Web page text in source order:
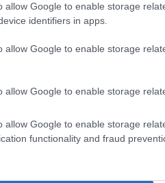
allow Google to enable storage
identifiers in apps.
allow Google to enable storage
allow Google to enable storage
allow Google to enable storage
functionality and fraud